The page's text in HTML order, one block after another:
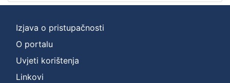
Izjava o pristupačnosti
O portalu
Uvjeti korištenja
Linkovi